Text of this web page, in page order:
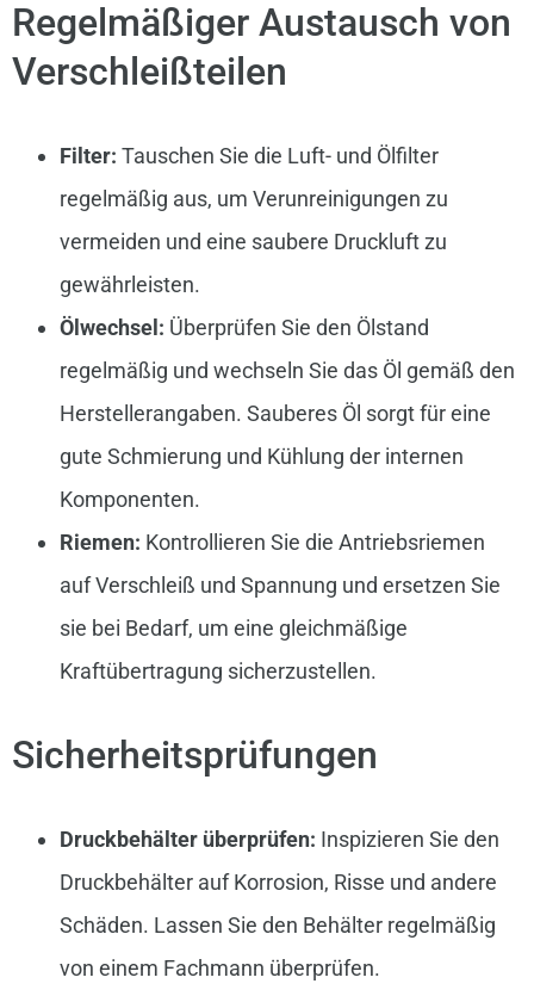
Regelmäßiger Austausch von
Verschleißteilen
Filter: Tauschen Sie die Luft- und Ölfilter
regelmäßig aus, um Verunreinigungen zu
vermeiden und eine saubere Druckluft zu
gewährleisten.
Ölwechsel: Überprüfen Sie den Ölstand
regelmäßig und wechseln Sie das Öl gemäß den
Herstellerangaben. Sauberes Öl sorgt für eine
gute Schmierung und Kühlung der internen
Komponenten.
Riemen: Kontrollieren Sie die Antriebsriemen
auf Verschleiß und Spannung und ersetzen Sie
sie bei Bedarf, um eine gleichmäßige
Kraftübertragung sicherzustellen.
Sicherheitsprüfungen
Druckbehälter überprüfen: Inspizieren Sie den
Druckbehälter auf Korrosion, Risse und andere
Schäden. Lassen Sie den Behälter regelmäßig
von einem Fachmann überprüfen.